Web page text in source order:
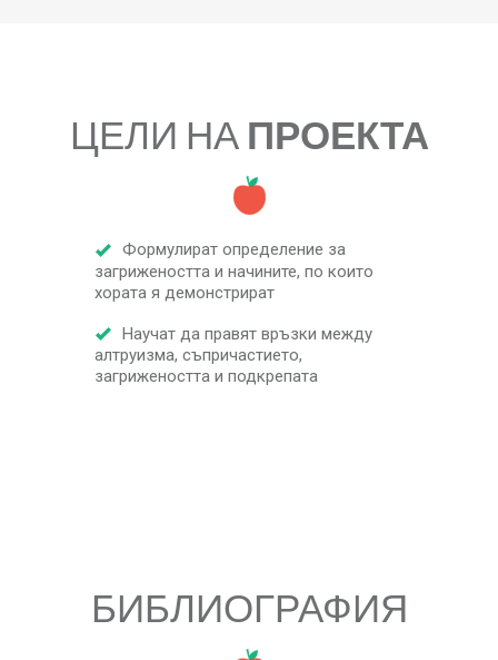
ЦЕЛИ НА ПРОЕКТА
Формулират определение за
загрижеността и начините, по които
хората я демонстрират
Научат да правят връзки между
алтруизма, съпричастието,
загрижеността и подкрепата
БИБЛИОГРАФИЯ